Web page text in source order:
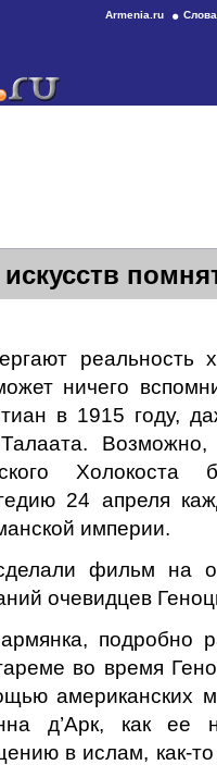
Armenia.ru
искусств
реальность
ничего
в 1915 году,
24 апреля
империи.
фильм на
очевидцев
подробно
во время
американских
д’Арк, как ее
в ислам, как-